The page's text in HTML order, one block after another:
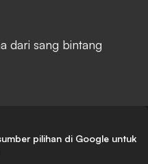
dari sang bintang
pilihan di Google untuk